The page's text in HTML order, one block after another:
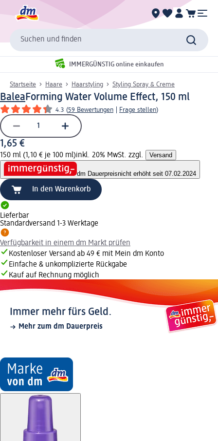
Suchen und finden
IMMERGÜNSTIG online einkaufen
Startseite Haare Haarstyling Styling Spray & Creme
BaleaForming Water Volume Effect, 150 ml
4.3 (59 Bewertungen Frage stellen)
1,65 €
150 ml (1,10 € je 100 ml)inkl. 20% MwSt. zzgl. Versand
dm Dauerpreisnicht erhöht seit 07.02.2024
In den Warenkorb
Lieferbar
Standardversand 1-3 Werktage
Verfügbarkeit in einem dm Markt prüfen
Kostenloser Versand ab 49 € mit Mein dm Konto
Einfache & unkomplizierte Rückgabe
Kauf auf Rechnung möglich
Immer mehr fürs Geld.
Mehr zum dm Dauerpreis